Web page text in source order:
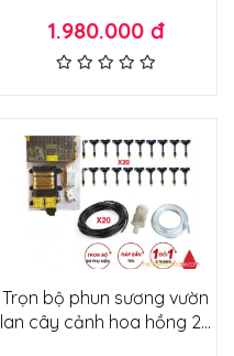
hành 12 tháng
1.980.000 đ
Trọn bộ phun sương vườn
lan cây cảnh hoa hồng 20